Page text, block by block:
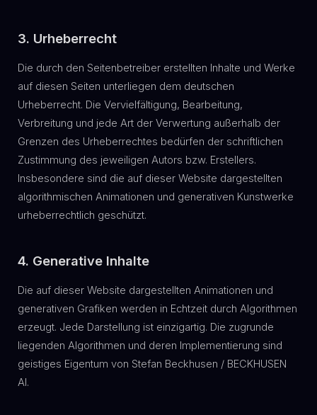
3. Urheberrecht
Die durch den Seitenbetreiber erstellten Inhalte und Werke
auf diesen Seiten unterliegen dem deutschen
Urheberrecht. Die Vervielfältigung, Bearbeitung,
Verbreitung und jede Art der Verwertung außerhalb der
Grenzen des Urheberrechtes bedürfen der schriftlichen
Zustimmung des jeweiligen Autors bzw. Erstellers.
Insbesondere sind die auf dieser Website dargestellten
algorithmischen Animationen und generativen Kunstwerke
urheberrechtlich geschützt.
4. Generative Inhalte
Die auf dieser Website dargestellten Animationen und
generativen Grafiken werden in Echtzeit durch Algorithmen
erzeugt. Jede Darstellung ist einzigartig. Die zugrunde
liegenden Algorithmen und deren Implementierung sind
geistiges Eigentum von Stefan Beckhusen / BECKHUSEN
AI.